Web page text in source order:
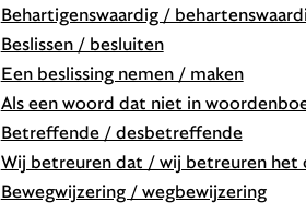
Behartigenswaardig /
Beslissen / besluiten
Een beslissing nemen / maken
Als een woord dat niet in
Betreffende / desbetreffende
Wij betreuren dat / wij betreuren het
Bewegwijzering / wegbewijzering